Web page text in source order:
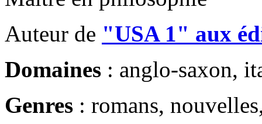
Auteur de "USA 1" aux
Domaines : anglo-saxon,
Genres : romans,